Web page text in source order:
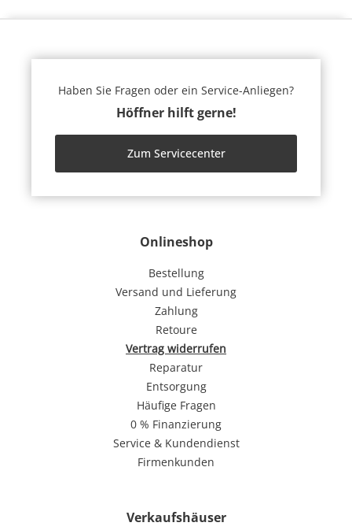
Onlineshop
Bestellung
Versand und Lieferung
Zahlung
Retoure
Vertrag widerrufen
Reparatur
Entsorgung
Häufige Fragen
0 % Finanzierung
Service & Kundendienst
Firmenkunden
Verkaufshäuser
Haben Sie Fragen oder ein Service-Anliegen?
Höffner hilft gerne!
Zum Servicecenter